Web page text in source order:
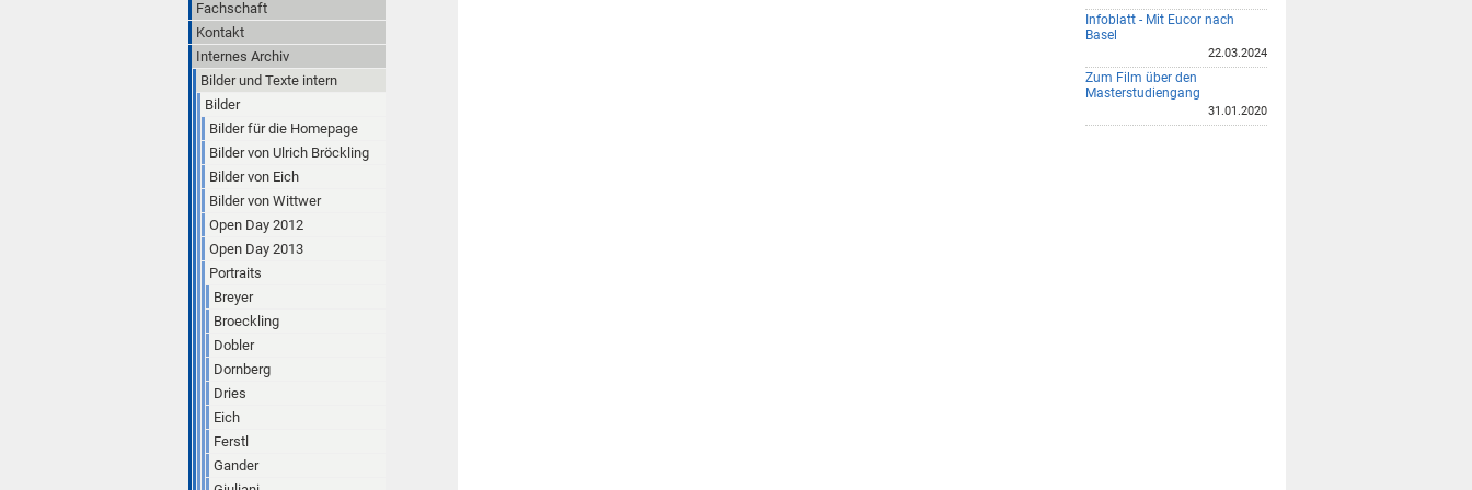
Infoblatt - Mit Eucor nach
Basel
22.03.2024
Zum Film über den
Masterstudiengang
31.01.2020
Fachschaft
Kontakt
Internes Archiv
Bilder und Texte intern
Bilder
Bilder für die Homepage
Bilder von Ulrich Bröckling
Bilder von Eich
Bilder von Wittwer
Open Day 2012
Open Day 2013
Portraits
Breyer
Broeckling
Dobler
Dornberg
Dries
Eich
Ferstl
Gander